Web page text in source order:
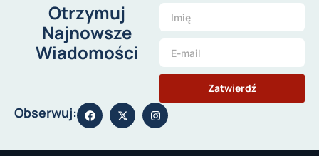
Otrzymuj
Najnowsze
Wiadomości
Zatwierdź
Obserwuj: